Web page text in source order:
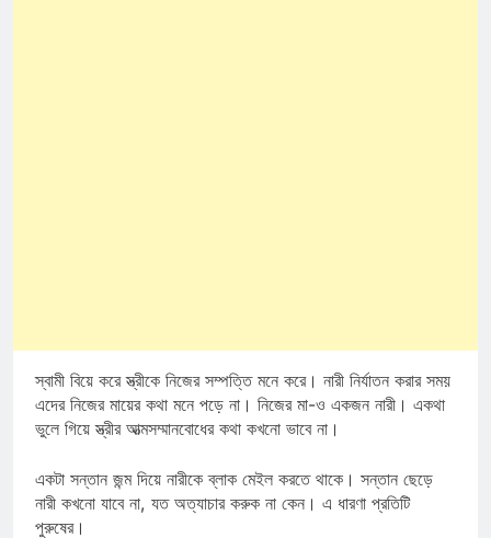
স্বামী বিয়ে করে স্ত্রীকে নিজের সম্পত্তি মনে করে। নারী নির্যাতন করার সময়
এদের নিজের মায়ের কথা মনে পড়ে না। নিজের মা-ও একজন নারী। একথা
ভুলে গিয়ে স্ত্রীর আত্মসম্মানবোধের কথা কখনো ভাবে না।
একটা সন্তান জন্ম দিয়ে নারীকে ব্লাক মেইল করতে থাকে। সন্তান ছেড়ে
নারী কখনো যাবে না, যত অত্যাচার করুক না কেন। এ ধারণা প্রতিটি
পুরুষের।